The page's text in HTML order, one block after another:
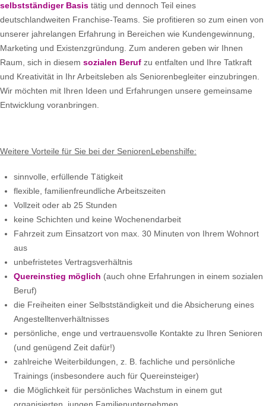
selbstständiger Basis tätig und dennoch Teil eines
deutschlandweiten Franchise-Teams. Sie profitieren so zum einen von
unserer jahrelangen Erfahrung in Bereichen wie Kundengewinnung,
Marketing und Existenzgründung. Zum anderen geben wir Ihnen
Raum, sich in diesem sozialen Beruf zu entfalten und Ihre Tatkraft
und Kreativität in Ihr Arbeitsleben als Seniorenbegleiter einzubringen.
Wir möchten mit Ihren Ideen und Erfahrungen unsere gemeinsame
Entwicklung voranbringen.
Weitere Vorteile für Sie bei der SeniorenLebenshilfe:
sinnvolle, erfüllende Tätigkeit
flexible, familienfreundliche Arbeitszeiten
Vollzeit oder ab 25 Stunden
keine Schichten und keine Wochenendarbeit
Fahrzeit zum Einsatzort von max. 30 Minuten von Ihrem Wohnort
aus
unbefristetes Vertragsverhältnis
Quereinstieg möglich (auch ohne Erfahrungen in einem sozialen
Beruf)
die Freiheiten einer Selbstständigkeit und die Absicherung eines
Angestelltenverhältnisses
persönliche, enge und vertrauensvolle Kontakte zu Ihren Senioren
(und genügend Zeit dafür!)
zahlreiche Weiterbildungen, z. B. fachliche und persönliche
Trainings (insbesondere auch für Quereinsteiger)
die Möglichkeit für persönliches Wachstum in einem gut
organisierten, jungen Familienunternehmen